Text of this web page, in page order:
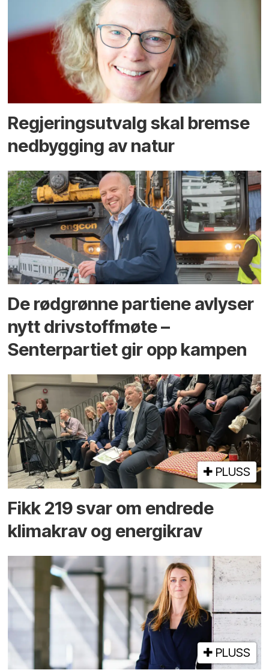
Regjerings­utvalg skal bremse
ned­bygging av natur
De rødgrønne partiene avlyser
nytt drivstoffmøte –
Senterpartiet gir opp kampen
PLUSS
Fikk 219 svar om endrede
klimakrav og energikrav
PLUSS